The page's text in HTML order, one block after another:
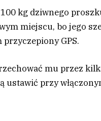
kg dziwnego
miejscu, bo jego
GPS.
mu przez
ustawić przy